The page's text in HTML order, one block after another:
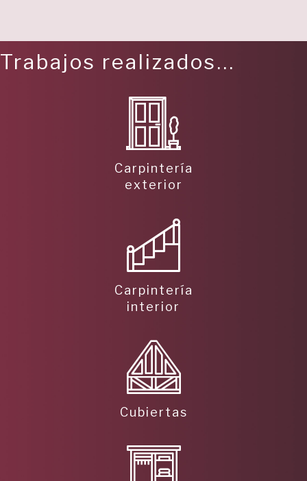
Trabajos realizados...
Carpintería
exterior
Carpintería
interior
Cubiertas